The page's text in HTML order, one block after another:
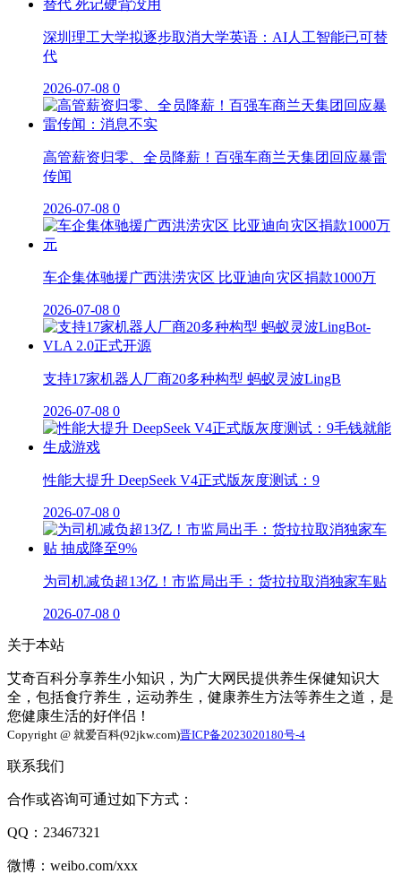
深圳理工大学拟逐步取消大学英语：AI人工智能已可替
代
2026-07-08 0
高管薪资归零、全员降薪！百强车商兰天集团回应暴雷
传闻
2026-07-08 0
车企集体驰援广西洪涝灾区 比亚迪向灾区捐款1000万
2026-07-08 0
支持17家机器人厂商20多种构型 蚂蚁灵波LingB
2026-07-08 0
性能大提升 DeepSeek V4正式版灰度测试：9
2026-07-08 0
为司机减负超13亿！市监局出手：货拉拉取消独家车贴
2026-07-08 0
关于本站
艾奇百科分享养生小知识，为广大网民提供养生保健知识大
全，包括食疗养生，运动养生，健康养生方法等养生之道，是
您健康生活的好伴侣！
Copyright @ 就爱百科(92jkw.com)晋ICP备2023020180号-4
联系我们
合作或咨询可通过如下方式：
QQ：23467321
微博：weibo.com/xxx